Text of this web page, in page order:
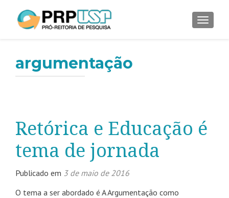
argumentação
Retórica e Educação é
tema de jornada
Publicado em 3 de maio de 2016
O tema a ser abordado é A Argumentação como